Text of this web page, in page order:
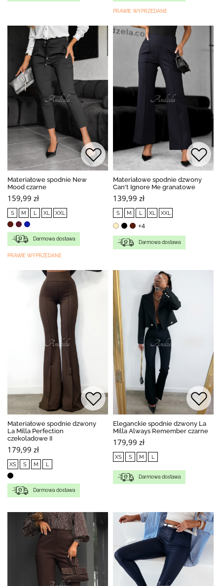
PRAWIE WYPRZEDANE
Materiałowe spodnie New
Mood czarne
159,99 zł
S M L XL XXL
Darmowa dostawa
PRAWIE WYPRZEDANE
Materiałowe spodnie dzwony
Can't Ignore Me granatowe
139,99 zł
S M L XL XXL
+4
Darmowa dostawa
Materiałowe spodnie dzwony
La Milla Perfection
czekoladowe II
179,99 zł
XS S M L
Darmowa dostawa
Eleganckie spodnie dzwony La
Milla Always Remember czarne
179,99 zł
XS S M L
Darmowa dostawa